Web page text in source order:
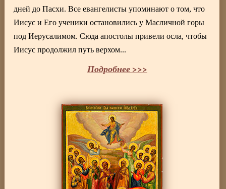
дней до Пасхи. Все евангелисты упоминают о том, что
Иисус и Его ученики остановились у Масличной горы
под Иерусалимом. Сюда апостолы привели осла, чтобы
Иисус продолжил путь верхом...
Подробнее >>>